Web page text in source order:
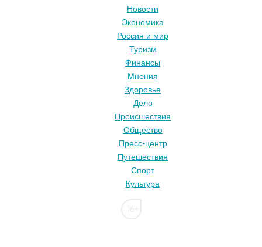
Новости
Экономика
Россия и мир
Туризм
Финансы
Мнения
Здоровье
Дело
Происшествия
Общество
Пресс-центр
Путешествия
Спорт
Культура